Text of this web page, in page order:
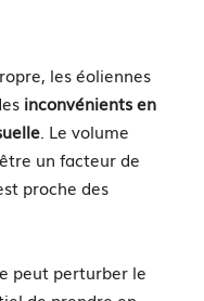
les éoliennes
inconvénients en
. Le volume
un facteur de
proche des
peut perturber le